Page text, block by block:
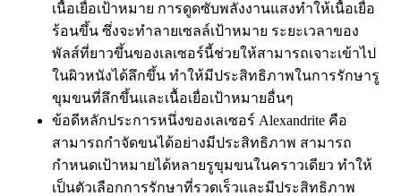
เนื้อเยื่อเป้าหมาย การดูดซับพลังงานแสงทำให้เนื้อเยื่อ
ร้อนขึ้น ซึ่งจะทำลายเซลล์เป้าหมาย ระยะเวลาของ
พัลส์ที่ยาวขึ้นของเลเซอร์นี้ช่วยให้สามารถเจาะเข้าไป
ในผิวหนังได้ลึกขึ้น ทำให้มีประสิทธิภาพในการรักษารู
ขุมขนที่ลึกขึ้นและเนื้อเยื่อเป้าหมายอื่นๆ
ข้อดีหลักประการหนึ่งของเลเซอร์ Alexandrite คือ
สามารถกำจัดขนได้อย่างมีประสิทธิภาพ สามารถ
กำหนดเป้าหมายได้หลายรูขุมขนในคราวเดียว ทำให้
เป็นตัวเลือกการรักษาที่รวดเร็วและมีประสิทธิภาพ